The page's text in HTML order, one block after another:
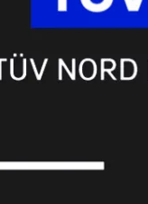
FortiWiFi
FortiWiFi
71GFortiWiFi
80F FortiWiFi